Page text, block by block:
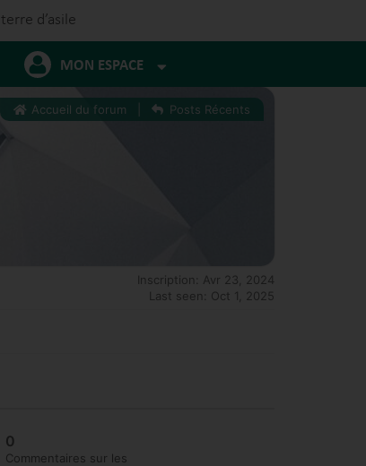
d’asile
MON ESPACE
Accueil du forum Posts Récents
Inscription: Avr 23, 2024
Last seen: Oct 1, 2025
0
Commentaires sur les